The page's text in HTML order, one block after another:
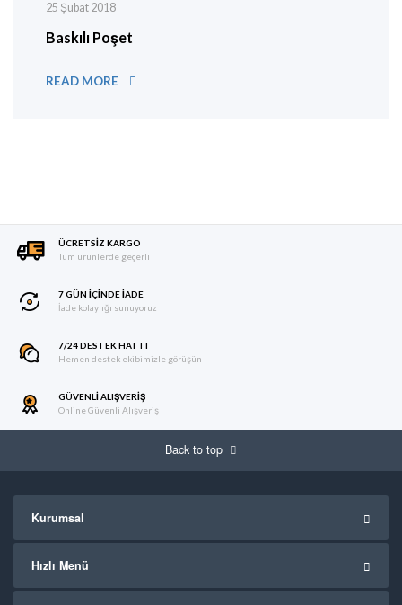
25 Şubat 2018
Baskılı Poşet
READ MORE BASKILI POŞET
ÜCRETSIZ KARGO
Tüm ürünlerde geçerli
7 GÜN IÇINDE İADE
İade kolaylığı sunuyoruz
7/24 DESTEK HATTI
Hemen destek ekibimizle görüşün
GÜVENLI ALIŞVERIŞ
Online Güvenli Alışveriş
Back to top
Kurumsal
Hızlı Menü